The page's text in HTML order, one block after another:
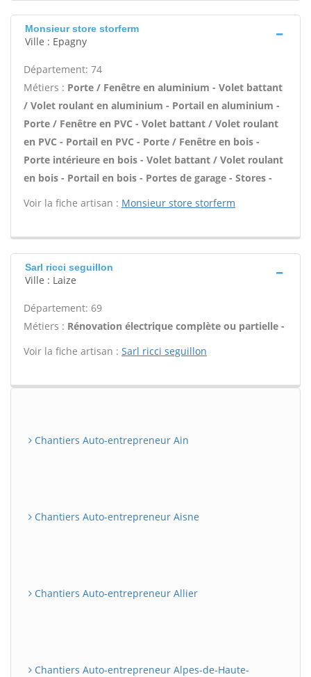
Monsieur store storferm
Ville : Epagny
Département: 74
Métiers : Porte / Fenêtre en aluminium - Volet battant
/ Volet roulant en aluminium - Portail en aluminium -
Porte / Fenêtre en PVC - Volet battant / Volet roulant
en PVC - Portail en PVC - Porte / Fenêtre en bois -
Porte intérieure en bois - Volet battant / Volet roulant
en bois - Portail en bois - Portes de garage - Stores -
Voir la fiche artisan : Monsieur store storferm
Sarl ricci seguillon
Ville : Laize
Département: 69
Métiers : Rénovation électrique complète ou partielle -
Voir la fiche artisan : Sarl ricci seguillon
Chantiers Auto-entrepreneur Ain
Chantiers Auto-entrepreneur Aisne
Chantiers Auto-entrepreneur Allier
Chantiers Auto-entrepreneur Alpes-de-Haute-